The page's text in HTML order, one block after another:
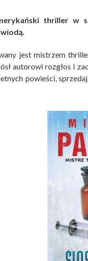
thriller w
jest mistrzem
autorowi rozgłos i
powieści,